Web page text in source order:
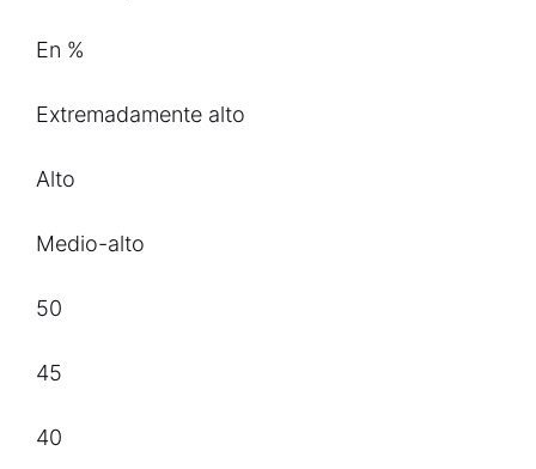
En %
Extremadamente alto
Alto
Medio-alto
50
45
40